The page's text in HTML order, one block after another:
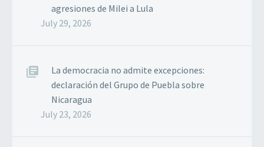
agresiones de Milei a Lula
July 29, 2026
La democracia no admite excepciones:
declaración del Grupo de Puebla sobre
Nicaragua
July 23, 2026